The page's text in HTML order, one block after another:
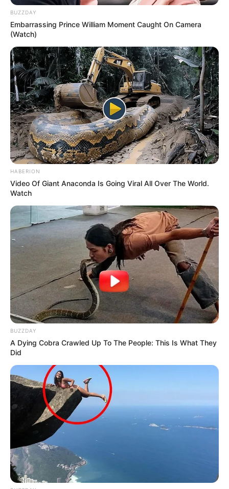
BUZZDAY
Embarrassing Prince William Moment Caught On Camera
(Watch)
HABERION
Video Of Giant Anaconda Is Going Viral All Over The World.
Watch
BUZZDAY
A Dying Cobra Crawled Up To The People: This Is What They
Did